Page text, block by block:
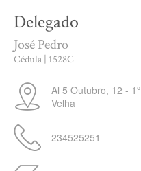
Delegado
José Pedro
Cédula | 1528C
Al 5 Outubro, 12 - 1º
Velha
234525251